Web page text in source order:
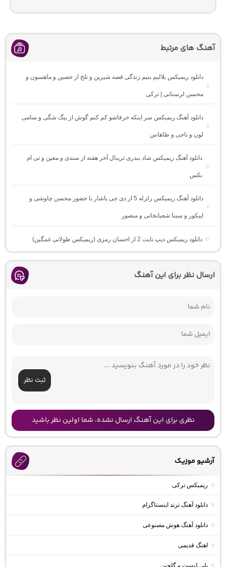
آهنگ های مرتبط
دانلود ریمیکس بلالیم بنیم زندگی قصه شیرین و تلخ از حصین و ماهسون و
محسن لرستانی | ترکی
دانلود آهنگ ریمیکس سر اینکه حرفاشو کم کنم گوش از بیگ شگی و سامی
لون و ناجی و طاهاس
دانلود آهنگ ریمیکس شاد بندری تریبال آخر هفته از سندی و معین و تی ام
بکس
دانلود آهنگ ریمیکس زلزله 5 از دی جی یاشار با حضور محسن چاوشی و
اپیکور و سینا شعبانخانی و منصور
دانلود ریمیکس دیپ نایت 2 از احسان رمزی (ریمیکس طولانی غمگین)
ارسال نظر برای این آهنگ
ثبت نظر
نظری برای این آهنگ ارسال نشده، شما اولین نظر باشید
آرشیو موزیک
ریمیکس ترکی
دانلود آهنگ ترند اینستاگرام
دانلود آهنگ هوش مصنوعی
اهنگ قدیمی
پلی لیست و گلچین